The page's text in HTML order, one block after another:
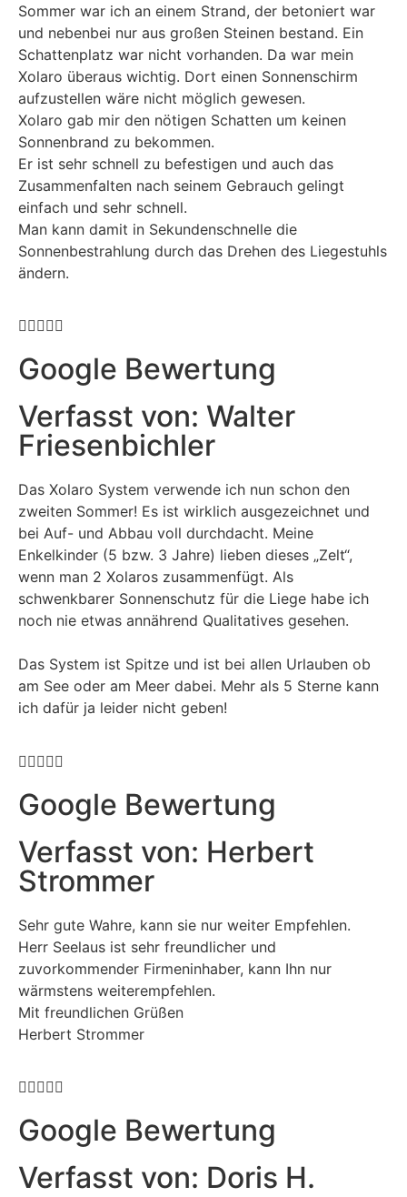
Sommer war ich an einem Strand, der betoniert war
und nebenbei nur aus großen Steinen bestand. Ein
Schattenplatz war nicht vorhanden. Da war mein
Xolaro überaus wichtig. Dort einen Sonnenschirm
aufzustellen wäre nicht möglich gewesen.
Xolaro gab mir den nötigen Schatten um keinen
Sonnenbrand zu bekommen.
Er ist sehr schnell zu befestigen und auch das
Zusammenfalten nach seinem Gebrauch gelingt
einfach und sehr schnell.
Man kann damit in Sekundenschnelle die
Sonnenbestrahlung durch das Drehen des Liegestuhls
ändern.

Google Bewertung
Verfasst von: Walter
Friesenbichler
Das Xolaro System verwende ich nun schon den
zweiten Sommer! Es ist wirklich ausgezeichnet und
bei Auf- und Abbau voll durchdacht. Meine
Enkelkinder (5 bzw. 3 Jahre) lieben dieses „Zelt“,
wenn man 2 Xolaros zusammenfügt. Als
schwenkbarer Sonnenschutz für die Liege habe ich
noch nie etwas annährend Qualitatives gesehen.
Das System ist Spitze und ist bei allen Urlauben ob
am See oder am Meer dabei. Mehr als 5 Sterne kann
ich dafür ja leider nicht geben!

Google Bewertung
Verfasst von: Herbert
Strommer
Sehr gute Wahre, kann sie nur weiter Empfehlen.
Herr Seelaus ist sehr freundlicher und
zuvorkommender Firmeninhaber, kann Ihn nur
wärmstens weiterempfehlen.
Mit freundlichen Grüßen
Herbert Strommer

Google Bewertung
Verfasst von: Doris H.